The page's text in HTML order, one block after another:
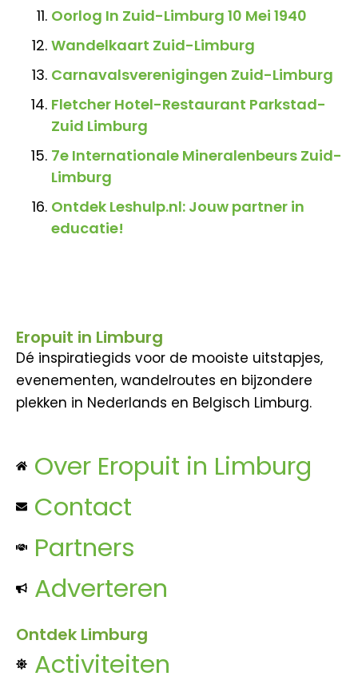
Oorlog In Zuid-Limburg 10 Mei 1940
Wandelkaart Zuid-Limburg
Carnavalsverenigingen Zuid-Limburg
Fletcher Hotel-Restaurant Parkstad-
Zuid Limburg
7e Internationale Mineralenbeurs Zuid-
Limburg
Ontdek Leshulp.nl: Jouw partner in
educatie!
Eropuit in Limburg
Dé inspiratiegids voor de mooiste uitstapjes,
evenementen, wandelroutes en bijzondere
plekken in Nederlands en Belgisch Limburg.
Over Eropuit in Limburg
Contact
Partners
Adverteren
Ontdek Limburg
Activiteiten